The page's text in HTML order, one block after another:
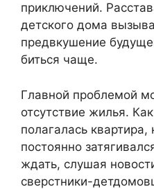
приключений.
детского дома
предвкушение
биться чаще.
Главной проблемой
отсутствие жилья.
полагалась квартира,
постоянно
ждать, слушая
сверстники-